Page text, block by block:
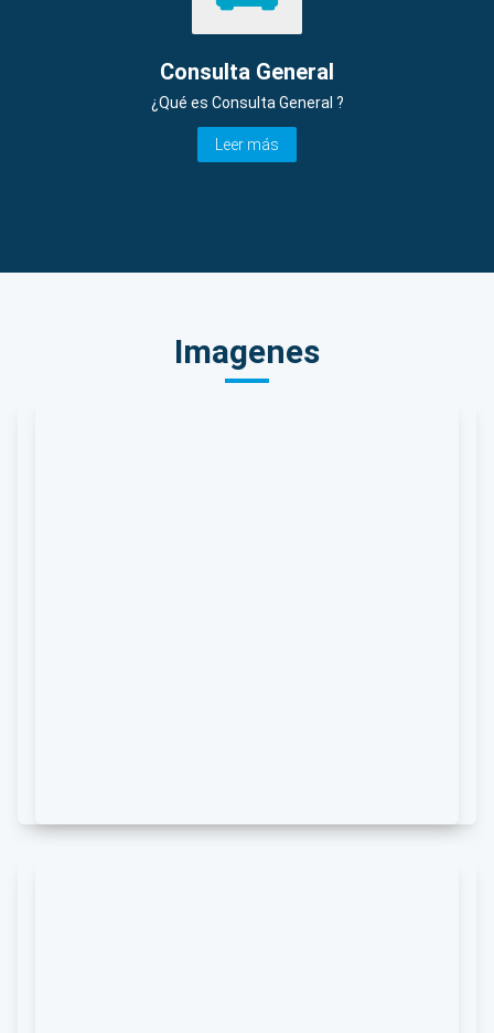
Consulta General
¿Qué es Consulta General ?
Leer más
Imagenes